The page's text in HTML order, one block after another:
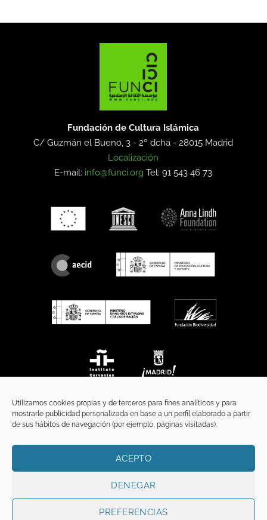
Utilizamos cookies propias y de terceros para fines analíticos y para
mostrarle publicidad personalizada en base a un perfil elaborado a partir
de sus hábitos de navegación (por ejemplo, páginas visitadas).
ACEPTO
DENEGAR
PREFERENCIAS
Fundación de Cultura Islámica
C/ Guzmán el Bueno, 3 - 2º dcha -28015 Madrid
Localización
E-mail: info@funci.org Tel: 91 543 46 73
TÉRMINOS Y CONDICIONES
Copyright 2026 ©FunciFUNCI es titular de los derechos de propiedad
intelectual e industrial de este sitio web, y es también titular o tiene la